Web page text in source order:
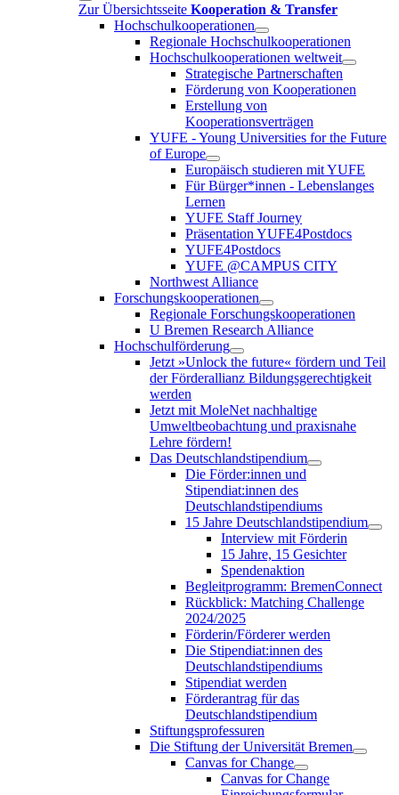
Zur Übersichtsseite Kooperation & Transfer
Hochschulkooperationen
Regionale Hochschulkooperationen
Hochschulkooperationen weltweit
Strategische Partnerschaften
Förderung von Kooperationen
Erstellung von
Kooperationsverträgen
YUFE - Young Universities for the Future
of Europe
Europäisch studieren mit YUFE
Für Bürger*innen - Lebenslanges
Lernen
YUFE Staff Journey
Präsentation YUFE4Postdocs
YUFE4Postdocs
YUFE @CAMPUS CITY
Northwest Alliance
Forschungskooperationen
Regionale Forschungskooperationen
U Bremen Research Alliance
Hochschulförderung
Jetzt »Unlock the future« fördern und Teil
der Förderallianz Bildungsgerechtigkeit
werden
Jetzt mit MoleNet nachhaltige
Umweltbeobachtung und praxisnahe
Lehre fördern!
Das Deutschlandstipendium
Die Förder:innen und
Stipendiat:innen des
Deutschlandstipendiums
15 Jahre Deutschlandstipendium
Interview mit Förderin
15 Jahre, 15 Gesichter
Spendenaktion
Begleitprogramm: BremenConnect
Rückblick: Matching Challenge
2024/2025
Förderin/Förderer werden
Die Stipendiat:innen des
Deutschlandstipendiums
Stipendiat werden
Förderantrag für das
Deutschlandstipendium
Stiftungsprofessuren
Die Stiftung der Universität Bremen
Canvas for Change
Canvas for Change